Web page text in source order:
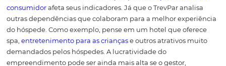
Ambos são importantes para o mercado hoteleiro e, se
devem ser acompanhados simultaneamente. No
preciso lembrar que oTrevPARé um indicador mais
abrangente. Ele pode camuflar a taxa de ocupação de
que tem serviços adicionais abertos ao público geral,